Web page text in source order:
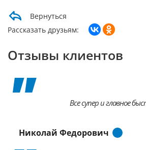
Вернуться
Рассказать друзьям:
Отзывы клиентов
Все супер и главное
Николай Федорович